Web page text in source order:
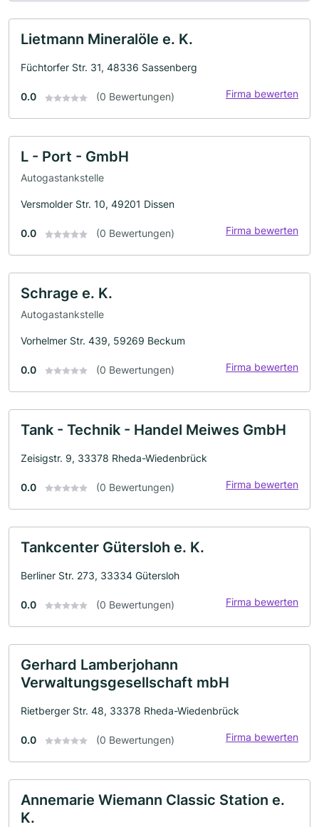
Lietmann Mineralöle e. K.
Füchtorfer Str. 31, 48336 Sassenberg
0.0 (0 Bewertungen) Firma bewerten
L - Port - GmbH
Autogastankstelle
Versmolder Str. 10, 49201 Dissen
0.0 (0 Bewertungen) Firma bewerten
Schrage e. K.
Autogastankstelle
Vorhelmer Str. 439, 59269 Beckum
0.0 (0 Bewertungen) Firma bewerten
Tank - Technik - Handel Meiwes GmbH
Zeisigstr. 9, 33378 Rheda-Wiedenbrück
0.0 (0 Bewertungen) Firma bewerten
Tankcenter Gütersloh e. K.
Berliner Str. 273, 33334 Gütersloh
0.0 (0 Bewertungen) Firma bewerten
Gerhard Lamberjohann
Verwaltungsgesellschaft mbH
Rietberger Str. 48, 33378 Rheda-Wiedenbrück
0.0 (0 Bewertungen) Firma bewerten
Annemarie Wiemann Classic Station e.
K.